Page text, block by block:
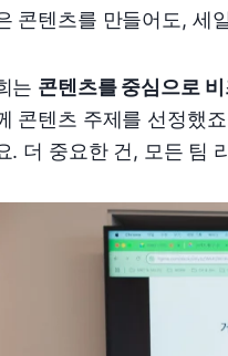
콘텐츠를 만들어도, 세
는 콘텐츠를 중심으로
콘텐츠 주제를 선정했
. 더 중요한 건, 모든 팀